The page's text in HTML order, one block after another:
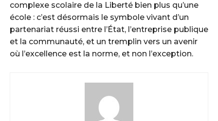
complexe scolaire de la Liberté bien plus qu’une
école : c’est désormais le symbole vivant d’un
partenariat réussi entre l’État, l’entreprise publique
et la communauté, et un tremplin vers un avenir
où l’excellence est la norme, et non l’exception.